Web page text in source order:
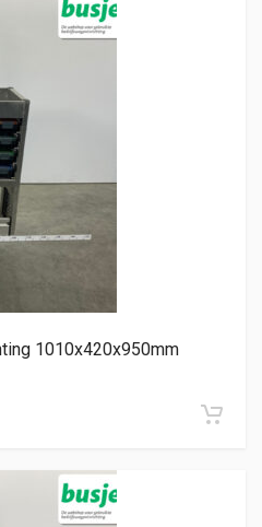
1010x420x950mm